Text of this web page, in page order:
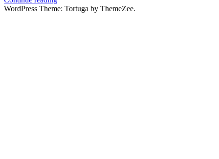
WordPress Theme: Tortuga by ThemeZee.